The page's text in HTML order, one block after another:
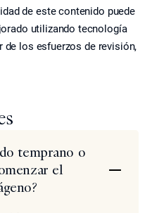
de este contenido puede
utilizando tecnología
de los esfuerzos de revisión,
temprano o
el